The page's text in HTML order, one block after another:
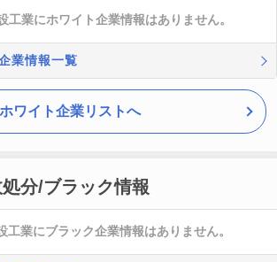
工業にホワイト企業情報はありません。
業情報一覧
ホワイト企業リストへ
分/ブラック情報
工業にブラック企業情報はありません。